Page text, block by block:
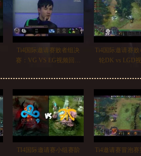
Ti4国际邀请赛败者组决
赛：VG VS EG视频回…
Ti4国际邀请赛败
轮DK vs LGD
TI4国际邀请赛小组赛阶
Ti4邀请赛冒泡赛